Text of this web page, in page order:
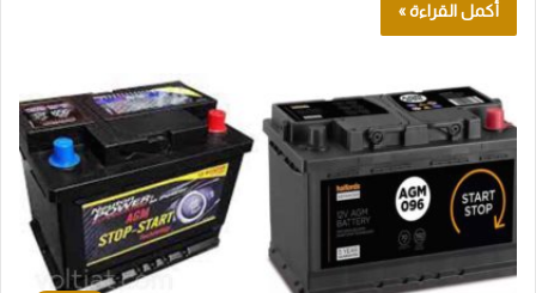
أكمل القراءة »